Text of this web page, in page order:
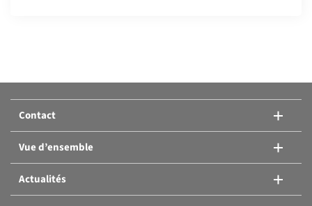
Comparer les produits:
Ou ajouter un autre produit.
Contact
Vue d’ensemble
Actualités